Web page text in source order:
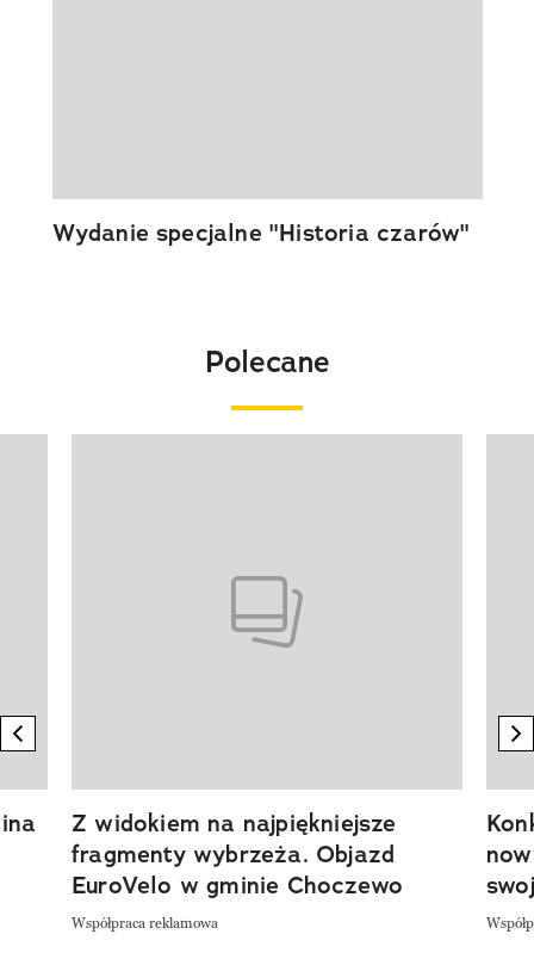
Wydanie specjalne "Historia czarów"
Polecane
previous element
Z widokiem na najpiękniejsze
fragmenty wybrzeża. Objazd
EuroVelo w gminie Choczewo
Współpraca reklamowa